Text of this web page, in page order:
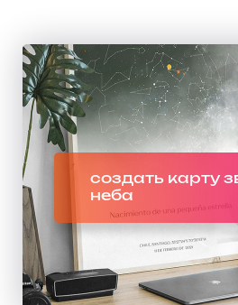
создать карту
неба